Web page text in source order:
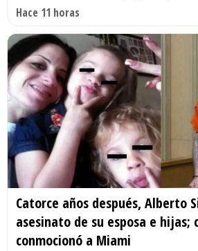
Hace 11 horas
Catorce años después, Alberto
asesinato de su esposa e hijas;
conmocionó a Miami